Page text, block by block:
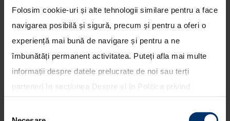
Folosim cookie-uri și alte tehnologii similare pentru a face
navigarea posibilă și sigură, precum și pentru a oferi o
experiență mai bună de navigare și pentru a ne
îmbunătăți permanent activitatea. Puteți afla mai multe
informații despre datele prelucrate de noi sau terți
parteneri în secțiunea Despre și în Politica privind
toate cookie-urile, una sau mai multe categorii sau să